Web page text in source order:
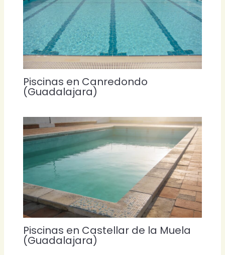
Piscinas en Canredondo
(Guadalajara)
Piscinas en Castellar de la Muela
(Guadalajara)